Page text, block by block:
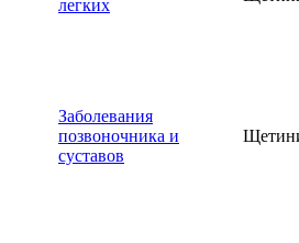
легких
Заболевания
позвоночника и
суставов